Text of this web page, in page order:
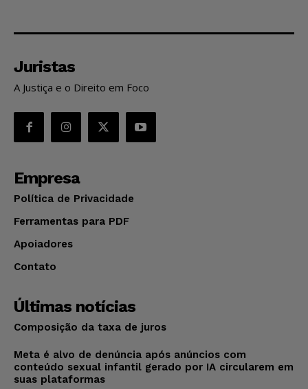
Juristas
A Justiça e o Direito em Foco
Empresa
Política de Privacidade
Ferramentas para PDF
Apoiadores
Contato
Últimas notícias
Composição da taxa de juros
Meta é alvo de denúncia após anúncios com
conteúdo sexual infantil gerado por IA circularem em
suas plataformas